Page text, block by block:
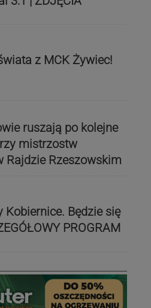
z MCK Żywiec!
ruszają po kolejne
mistrzostw
Rajdzie Rzeszowskim
Kobiernice. Będzie się
PROGRAM